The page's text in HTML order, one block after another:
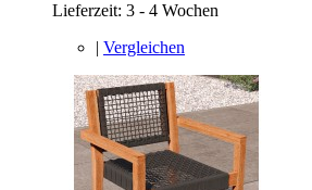
Lieferzeit: 3 - 4 Wochen
| Vergleichen